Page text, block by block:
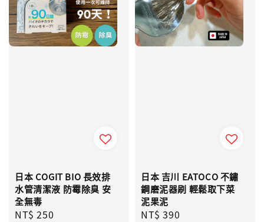
日本 COGIT BIO 長效排
水管清潔液 防霉除臭 安
全無毒
Regular
NT$ 250
日本 吉川 EATOCO 不鏽
鋼磨泥器刷 輕鬆取下菜
泥果泥
Regular
NT$ 390